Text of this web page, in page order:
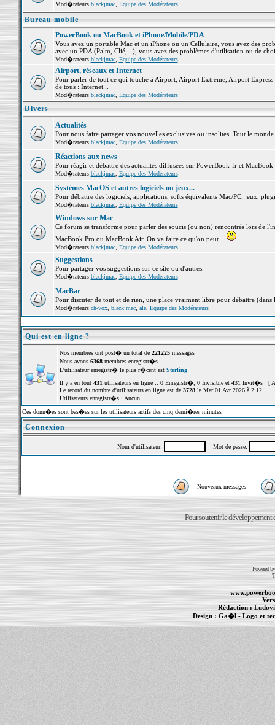
Mod�rateurs blackjmac, Equipe des Modérateurs
Bureau mobile
PowerBook ou MacBook et iPhone/Mobile/PDA
Vous avez un portable Mac et un iPhone ou un Cellulaire, vous avez des
avec un PDA (Palm, Clié,...), vous avez des problèmes d'utilisation ou de
Mod�rateurs blackjmac, Equipe des Modérateurs
Airport, réseaux et Internet
Pour parler de tout ce qui touche à Airport, Airport Extreme, Airport
de tous : Internet...
Mod�rateurs blackjmac, Equipe des Modérateurs
Divers
Actualités
Pour nous faire partager vos nouvelles exclusives ou insolites. Tout le
Mod�rateurs blackjmac, Equipe des Modérateurs
Réactions aux news
Pour réagir et débattre des actualités diffusées sur PowerBook-fr et
Mod�rateurs blackjmac, Equipe des Modérateurs
Systèmes MacOS et autres logiciels ou jeux...
Pour débattre des logiciels, applications, softs équivalents Mac/PC, jeux,
Mod�rateurs blackjmac, Equipe des Modérateurs
Windows sur Mac
Ce forum se transforme pour parler des soucis (ou non) rencontrés lors de
MacBook Pro ou MacBook Air. On va faire ce qu'on peut...
Mod�rateurs blackjmac, Equipe des Modérateurs
Suggestions
Pour partager vos suggestions sur ce site ou d'autres.
Mod�rateurs blackjmac, Equipe des Modérateurs
MacBar
Pour discuter de tout et de rien, une place vraiment libre pour débattre (dans
Mod�rateurs ch-vox, blackjmac, ale, Equipe des Modérateurs
Qui est en ligne ?
Nos membres ont post� un total de 221225messages
Nous avons 6368membres enregistr�s
L'utilisateur enregistr� le plus r�cent est Sterling
Il y a en tout 431 utilisateurs en ligne :: 0 Enregistr�, 0 Invisible et 431 Invit�s [
Le record du nombre d'utilisateurs en ligne est de 3728le Mer 01 Avr 2026 à 2:12
Utilisateurs enregistr�s : Aucun
Ces donn�es sont bas�es sur les utilisateurs actifs des cinq derni�res minutes
Connexion
Nom d'utilisateur: Mot de passe:
Nouveaux messages
Pour soutenir le développement
Powered
Rédaction :
Design : Ga�l- Logo et